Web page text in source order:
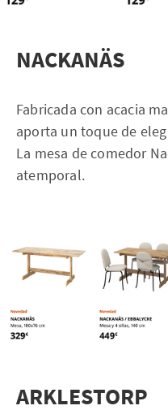
NACKANÄS
Fabricada con acacia
aporta un toque de
La mesa de comedor
atemporal.
ARKLESTORP